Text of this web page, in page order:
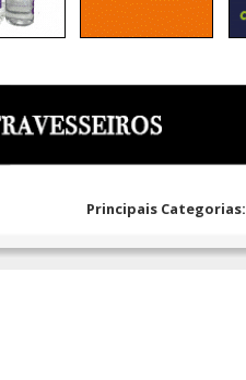
Principais Categorias: